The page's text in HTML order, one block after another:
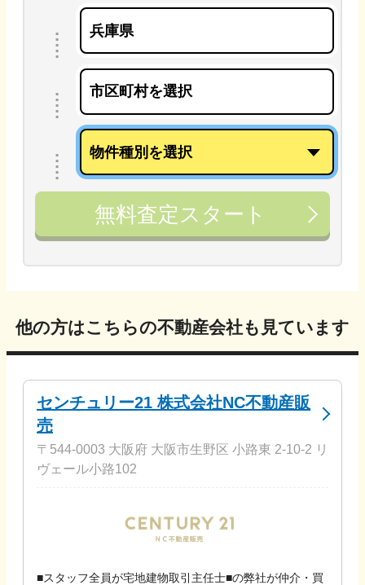
無料査定スタート
他の方はこちらの不動産会社も見ています
センチュリー21 株式会社NC不動産販
売
〒544-0003 大阪府 大阪市生野区 小路東 2-10-2 リ
ヴェール小路102
■スタッフ全員が宅地建物取引主任士■の弊社が仲介・買